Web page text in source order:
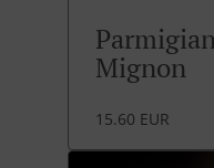
Mignon
15.60 EUR